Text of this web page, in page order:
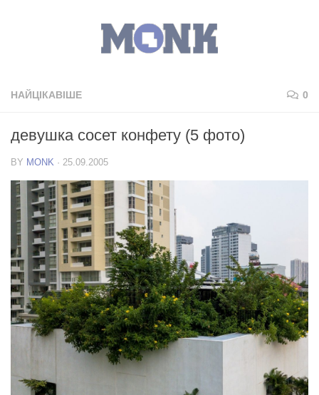
НАЙЦІКАВІШЕ 0
девушка сосет конфету (5 фото)
BY MONK · 25.09.2005